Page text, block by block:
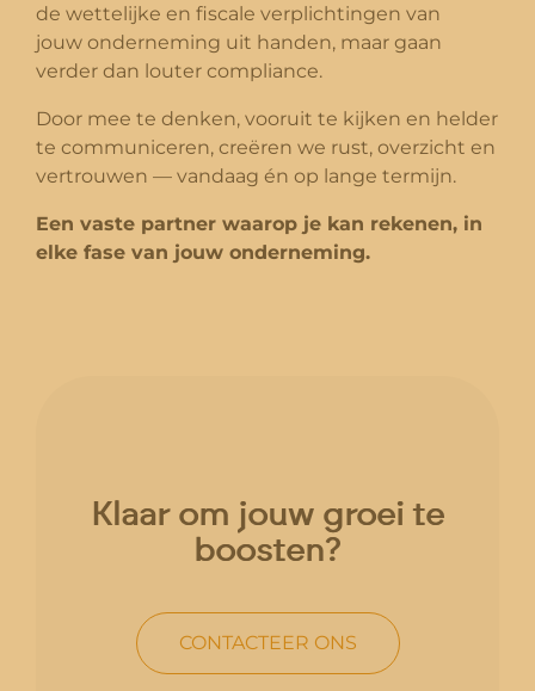
de wettelijke en fiscale verplichtingen van
jouw onderneming uit handen, maar gaan
verder dan louter compliance.
Door mee te denken, vooruit te kijken en helder
te communiceren, creëren we rust, overzicht en
vertrouwen — vandaag én op lange termijn.
Een vaste partner waarop je kan rekenen, in
elke fase van jouw onderneming.
Klaar om jouw groei te
boosten?
CONTACTEER ONS